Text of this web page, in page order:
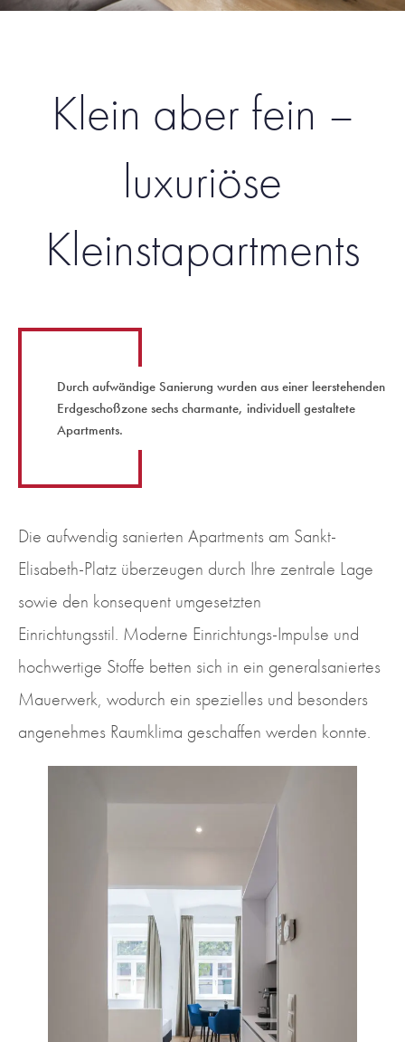
Klein aber fein –
luxuriöse
Kleinstapartments
Durch aufwändige Sanierung wurden aus einer leerstehenden
Erdgeschoßzone sechs charmante, individuell gestaltete
Apartments.
Die aufwendig sanierten Apartments am Sankt-
Elisabeth-Platz überzeugen durch Ihre zentrale Lage
sowie den konsequent umgesetzten
Einrichtungsstil. Moderne Einrichtungs-Impulse und
hochwertige Stoffe betten sich in ein generalsaniertes
Mauerwerk, wodurch ein spezielles und besonders
angenehmes Raumklima geschaffen werden konnte.